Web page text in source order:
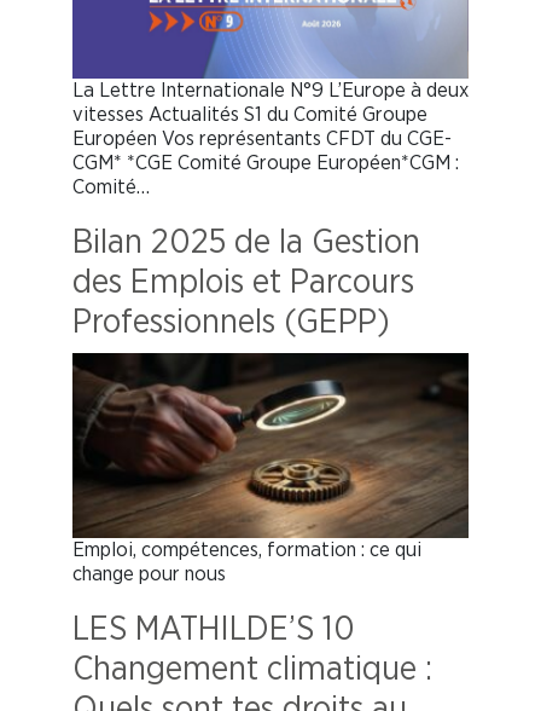
La Lettre Internationale N°9 L’Europe à deux
vitesses Actualités S1 du Comité Groupe
Européen Vos représentants CFDT du CGE-
CGM* *CGE Comité Groupe Européen*CGM :
Comité…
Bilan 2025 de la Gestion
des Emplois et Parcours
Professionnels (GEPP)
Emploi, compétences, formation : ce qui
change pour nous
LES MATHILDE’S 10
Changement climatique :